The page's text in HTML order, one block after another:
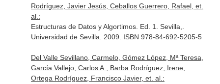
Rodríguez, Javier Jesús, Ceballos Guerrero, Rafael, et.
al.:
Estructuras de Datos y Algortimos. Ed. 1. Sevilla,.
Universidad de Sevilla. 2009. ISBN 978-84-692-5205-5
Del Valle Sevillano, Carmelo, Gómez López, Mª Teresa,
García Vallejo, Carlos A., Barba Rodríguez, Irene,
Ortega Rodríguez, Francisco Javier, et. al.: